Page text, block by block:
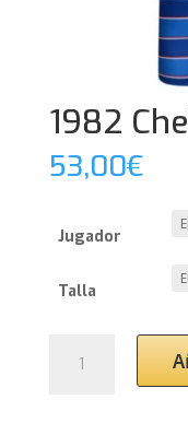
1982
53,00€
Jugador
Talla
Chelsea